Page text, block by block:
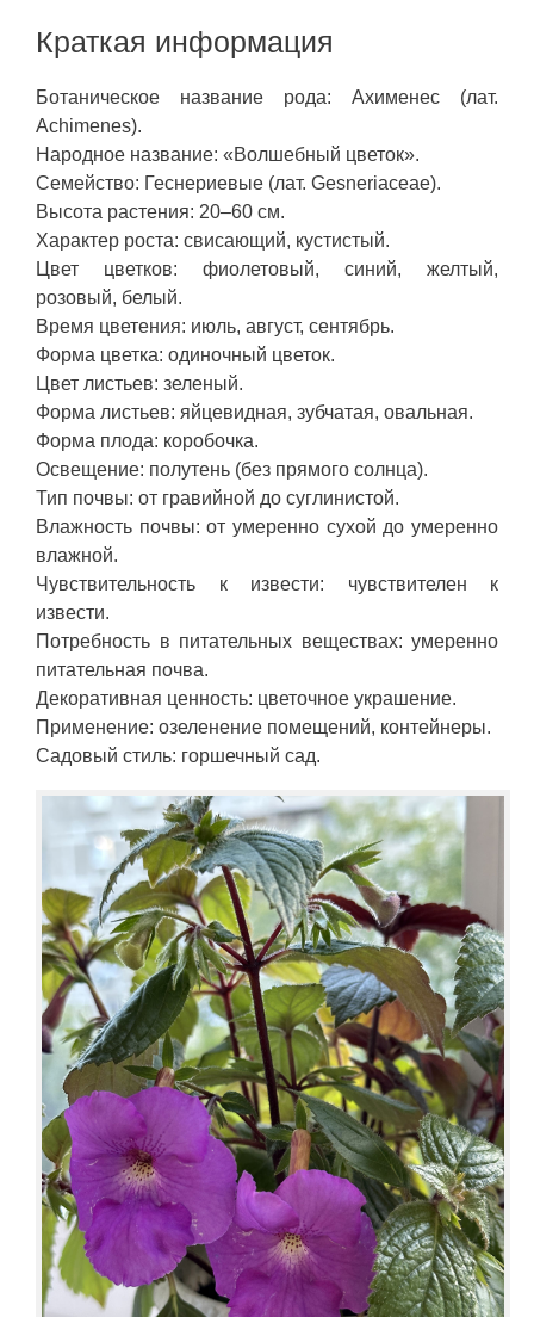
Краткая информация
Ботаническое название рода: Ахименес (лат.
Achimenes).
Народное название: «Волшебный цветок».
Семейство: Геснериевые (лат. Gesneriaceae).
Высота растения: 20–60 см.
Характер роста: свисающий, кустистый.
Цвет цветков: фиолетовый, синий, желтый,
розовый, белый.
Время цветения: июль, август, сентябрь.
Форма цветка: одиночный цветок.
Цвет листьев: зеленый.
Форма листьев: яйцевидная, зубчатая, овальная.
Форма плода: коробочка.
Освещение: полутень (без прямого солнца).
Тип почвы: от гравийной до суглинистой.
Влажность почвы: от умеренно сухой до умеренно
влажной.
Чувствительность к извести: чувствителен к
извести.
Потребность в питательных веществах: умеренно
питательная почва.
Декоративная ценность: цветочное украшение.
Применение: озеленение помещений, контейнеры.
Садовый стиль: горшечный сад.